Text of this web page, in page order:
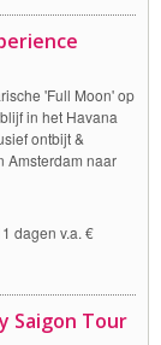
'Full Moon' op
in het Havana
ontbijt &
Amsterdam naar
dagen v.a. €
Saigon Tour